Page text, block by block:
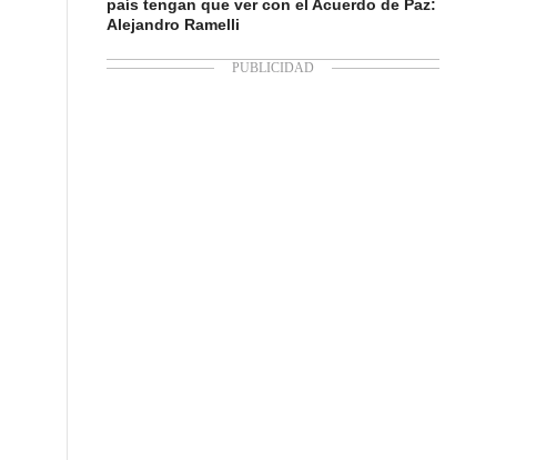
país tengan que ver con el Acuerdo de Paz:
Alejandro Ramelli